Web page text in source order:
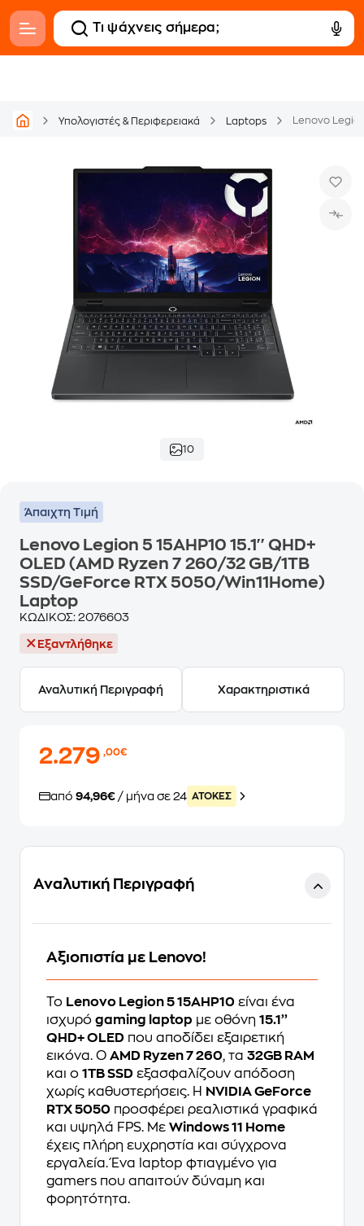
Υπολογιστές & Περιφερειακά Laptops
10
Άπαιχτη Τιμή
Lenovo Legion 5 15AHP10 15.1'' QHD+
OLED (AMD Ryzen 7 260/32 GB/1TB
SSD/GeForce RTX 5050/Win11Home)
Laptop
ΚΩΔΙΚΟΣ: 2076603
Εξαντλήθηκε
Αναλυτική Περιγραφή Χαρακτηριστικά
2.279,00€
από 94,96€ / μήνα σε 24 ATOKEΣ
Αναλυτική Περιγραφή
Αξιοπιστία με Lenovo!
Το Lenovo Legion 5 15AHP10 είναι ένα
ισχυρό gaming laptop με οθόνη 15.1’’
QHD+ OLED που αποδίδει εξαιρετική
εικόνα. Ο AMD Ryzen 7 260, τα 32GB RAM
και ο 1TB SSD εξασφαλίζουν απόδοση
χωρίς καθυστερήσεις. Η NVIDIA GeForce
RTX 5050 προσφέρει ρεαλιστικά γραφικά
και υψηλά FPS. Με Windows 11 Home
έχεις πλήρη ευχρηστία και σύγχρονα
εργαλεία. Ένα laptop φτιαγμένο για
gamers που απαιτούν δύναμη και
φορητότητα.